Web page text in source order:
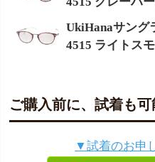
UkiHanaサング
4515 ライトス
ご購入前に、試着も
▼試着のお申